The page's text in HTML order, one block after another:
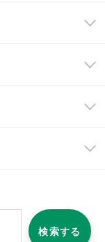
検索する